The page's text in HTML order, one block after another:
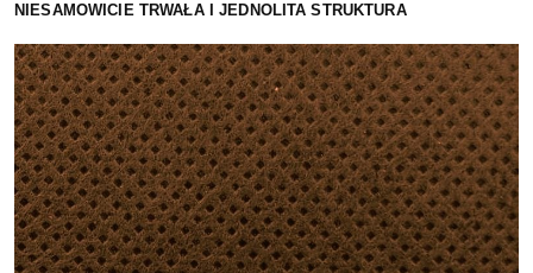
NIESAMOWICIE TRWAŁA I JEDNOLITA STRUKTURA